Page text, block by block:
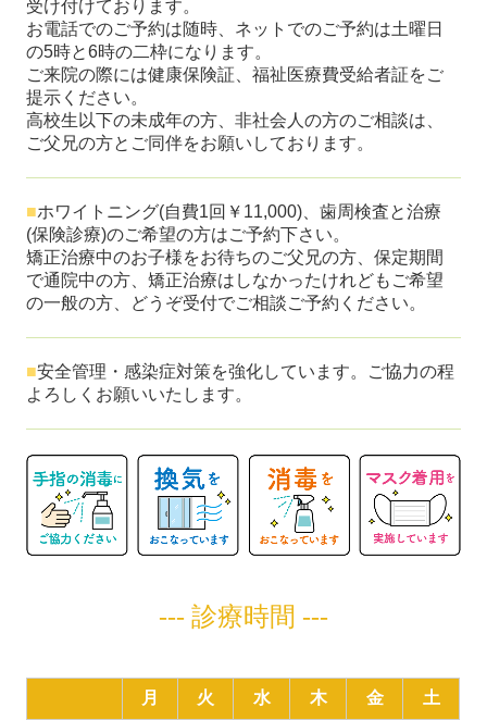
受け付けております。
お電話でのご予約は随時、ネットでのご予約は土曜日
の5時と6時の二枠になります。
ご来院の際には健康保険証、福祉医療費受給者証をご
提示ください。
高校生以下の未成年の方、非社会人の方のご相談は、
ご父兄の方とご同伴をお願いしております。
■ホワイトニング(自費1回￥11,000)、歯周検査と治療
(保険診療)のご希望の方はご予約下さい。
矯正治療中のお子様をお待ちのご父兄の方、保定期間
で通院中の方、矯正治療はしなかったけれどもご希望
の一般の方、どうぞ受付でご相談ご予約ください。
■安全管理・感染症対策を強化しています。ご協力の程
よろしくお願いいたします。
--- 診療時間 ---
月 火 水 木 金 土